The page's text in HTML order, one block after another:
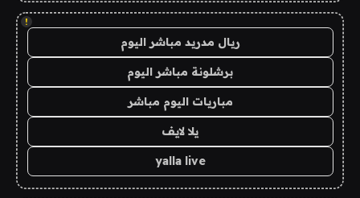
!
ريال مدريد مباشر اليوم
برشلونة مباشر اليوم
مباريات اليوم مباشر
يلا لايف
yalla live